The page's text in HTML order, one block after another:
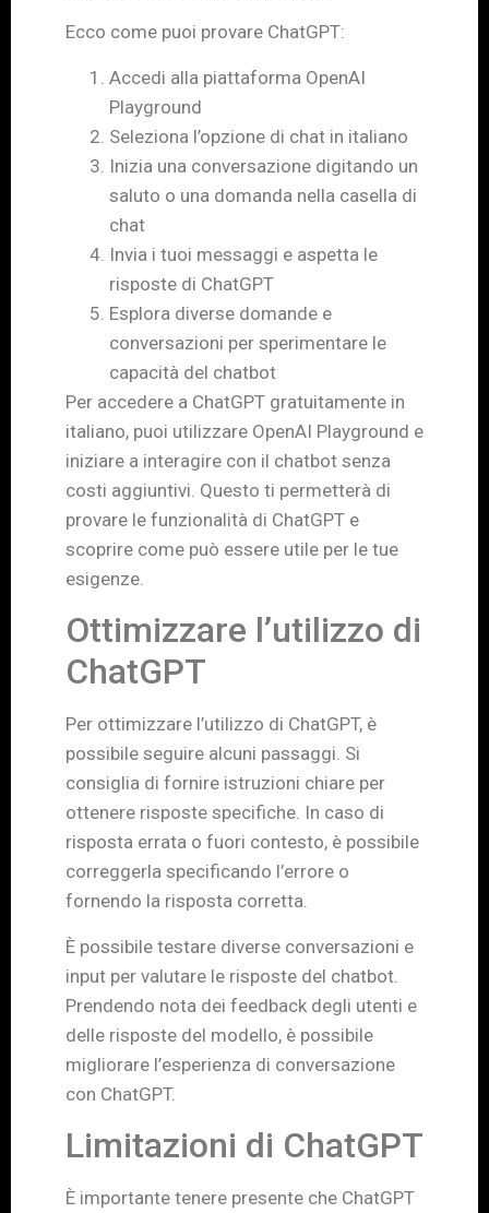
Ecco come puoi provare ChatGPT:
Accedi alla piattaforma OpenAI
Playground
Seleziona l’opzione di chat in italiano
Inizia una conversazione digitando un
saluto o una domanda nella casella di
chat
Invia i tuoi messaggi e aspetta le
risposte di ChatGPT
Esplora diverse domande e
conversazioni per sperimentare le
capacità del chatbot
Per accedere a ChatGPT gratuitamente in
italiano, puoi utilizzare OpenAI Playground e
iniziare a interagire con il chatbot senza
costi aggiuntivi. Questo ti permetterà di
provare le funzionalità di ChatGPT e
scoprire come può essere utile per le tue
esigenze.
Ottimizzare l’utilizzo di
ChatGPT
Per ottimizzare l’utilizzo di ChatGPT, è
possibile seguire alcuni passaggi. Si
consiglia di fornire istruzioni chiare per
ottenere risposte specifiche. In caso di
risposta errata o fuori contesto, è possibile
correggerla specificando l’errore o
fornendo la risposta corretta.
È possibile testare diverse conversazioni e
input per valutare le risposte del chatbot.
Prendendo nota dei feedback degli utenti e
delle risposte del modello, è possibile
migliorare l’esperienza di conversazione
con ChatGPT.
Limitazioni di ChatGPT
È importante tenere presente che ChatGPT